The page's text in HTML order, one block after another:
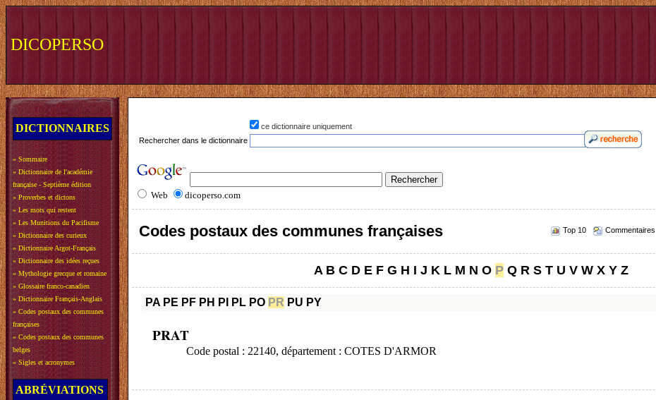
DICOPERSO
DICTIONNAIRES
» Sommaire
» Dictionnaire de l'académie
française - Septième édition
» Proverbes et dictons
» Les mots qui restent
» Les Munitions du Pacifisme
» Dictionnaire des curieux
» Dictionnaire Argot-Français
» Dictionnaire des idées reçues
» Mythologie grecque et romaine
» Glossaire franco-canadien
» Dictionnaire Français-Anglais
» Codes postaux des communes
françaises
» Codes postaux des communes
belges
» Sigles et acronymes
ABRÉVIATIONS
ce dictionnaire uniquement
Rechercher dans le dictionnaire
Web dicoperso.com
Codes postaux des communes françaises Top 10 Commentaires
A B C D E F G H I J K L M N O P Q R S T U V W X Y Z
PA PE PF PH PI PL PO PR PU PY
PRAT
Code postal : 22140, département : COTES D'ARMOR